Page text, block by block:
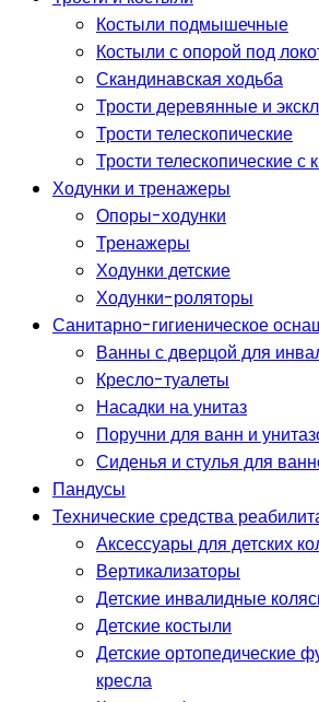
Костыли подмышечные
Костыли с опорой под
Скандинавская ходьба
Трости деревянные и
Трости телескопические
Трости телескопические с
Ходунки и тренажеры
Опоры-ходунки
Тренажеры
Ходунки детские
Ходунки-роляторы
Санитарно-гигиеническое
Ванны с дверцой для
Кресло-туалеты
Насадки на унитаз
Поручни для ванн и
Сиденья и стулья для
Пандусы
Технические средства
Аксессуары для детских
Вертикализаторы
Детские инвалидные
Детские костыли
Детские ортопедические
кресла